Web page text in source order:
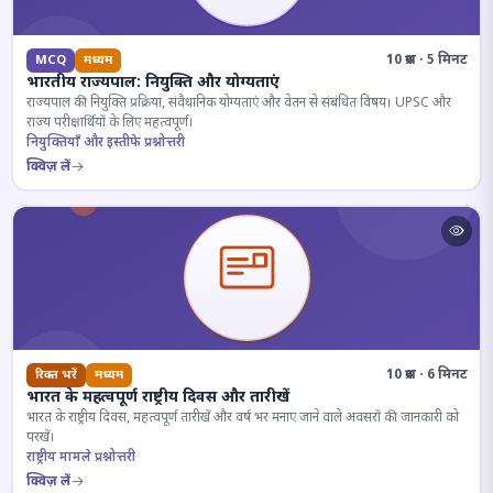
MCQ मध्यम 10 प्रश्न · 5 मिनट
भारतीय राज्यपाल: नियुक्ति और योग्यताएं
राज्यपाल की नियुक्ति प्रक्रिया, संवैधानिक योग्यताएं और वेतन से संबंधित विषय। UPSC और
राज्य परीक्षार्थियों के लिए महत्वपूर्ण।
नियुक्तियाँ और इस्तीफे प्रश्नोत्तरी
क्विज़ लें
रिक्त भरें मध्यम 10 प्रश्न · 6 मिनट
भारत के महत्वपूर्ण राष्ट्रीय दिवस और तारीखें
भारत के राष्ट्रीय दिवस, महत्वपूर्ण तारीखें और वर्ष भर मनाए जाने वाले अवसरों की जानकारी को
परखें।
राष्ट्रीय मामले प्रश्नोत्तरी
क्विज़ लें